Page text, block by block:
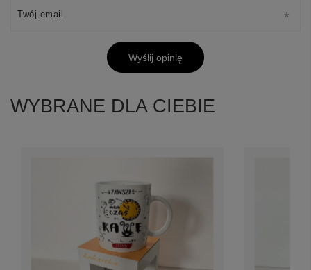
Twój email
Wyślij opinię
WYBRANE DLA CIEBIE